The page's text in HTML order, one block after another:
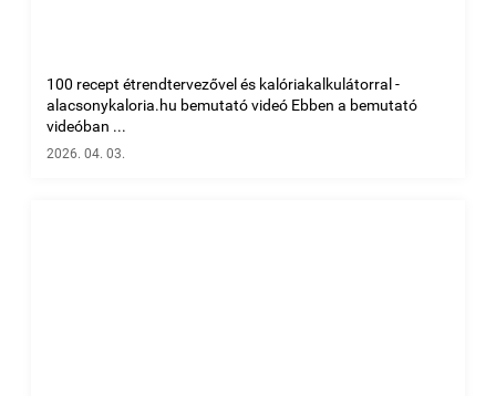
100 recept étrendtervezővel és kalóriakalkulátorral -
alacsonykaloria.hu bemutató videó Ebben a bemutató
videóban ...
2026. 04. 03.